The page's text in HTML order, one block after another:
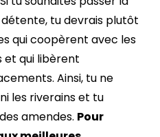
tu devrais plutôt
qui coopèrent avec les
qui libèrent
Ainsi, tu ne
les riverains et tu
amendes. Pour